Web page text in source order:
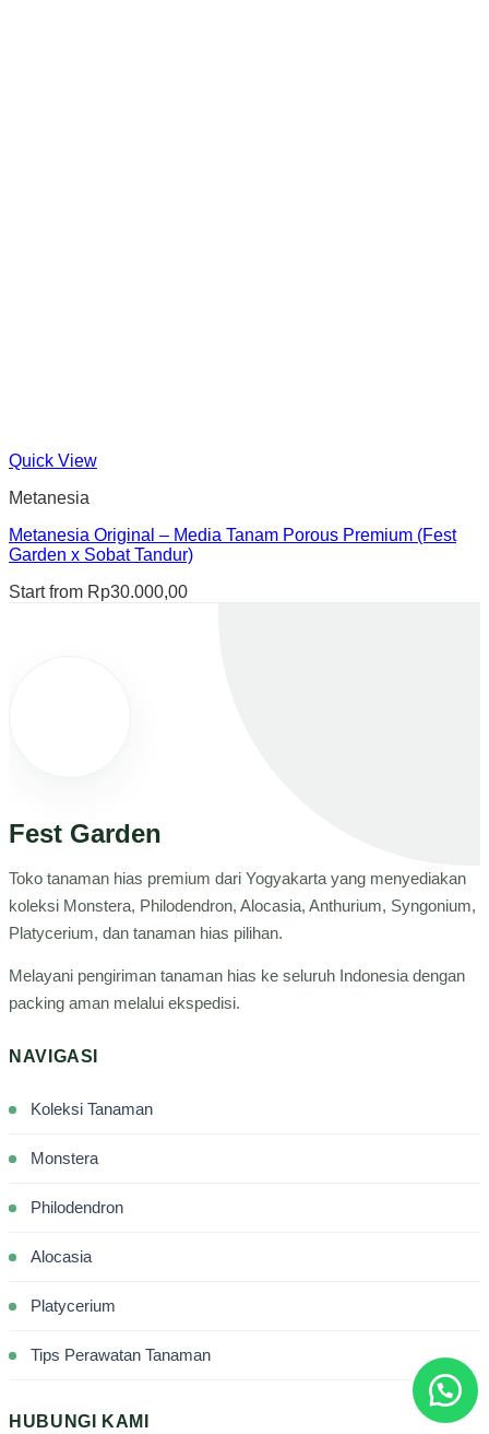
Quick View
Metanesia
Metanesia Original – Media Tanam Porous Premium (Fest
Garden x Sobat Tandur)
Start from Rp30.000,00
Fest Garden
Toko tanaman hias premium dari Yogyakarta yang menyediakan
koleksi Monstera, Philodendron, Alocasia, Anthurium, Syngonium,
Platycerium, dan tanaman hias pilihan.
Melayani pengiriman tanaman hias ke seluruh Indonesia dengan
packing aman melalui ekspedisi.
NAVIGASI
Koleksi Tanaman
Monstera
Philodendron
Alocasia
Platycerium
Tips Perawatan Tanaman
HUBUNGI KAMI